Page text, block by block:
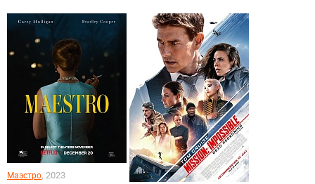
Маэстро, 2023